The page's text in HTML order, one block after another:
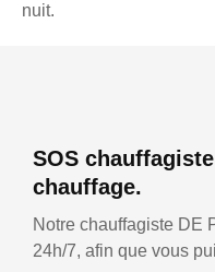
nuit.
SOS
chauffage.
Notre chauffagiste DE
24h/7, afin que vous